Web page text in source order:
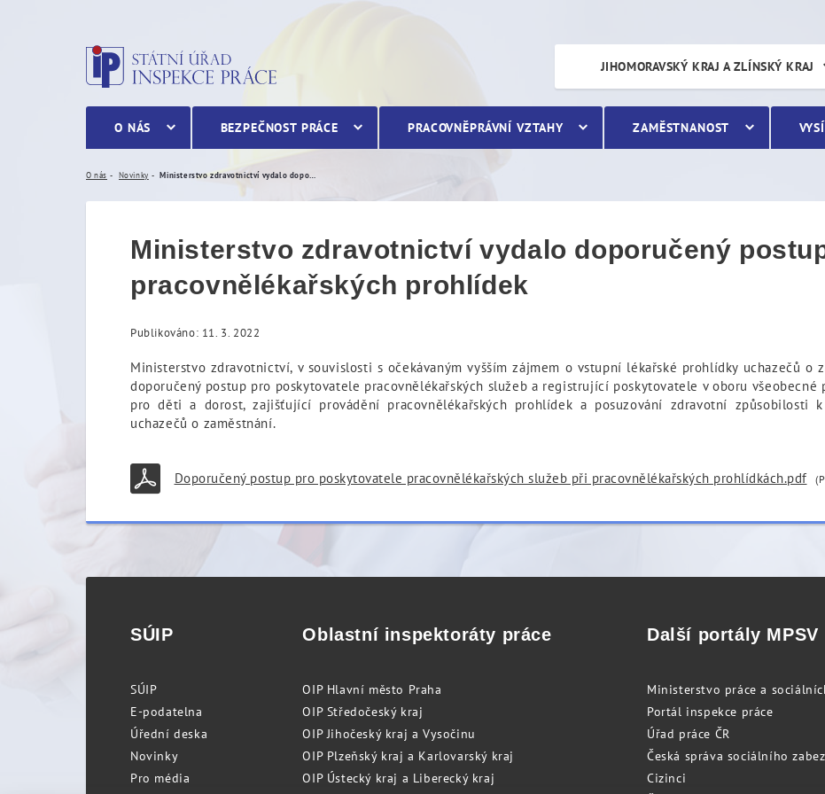
Ministerstvo zdravotnictví vydalo doporučený postup
JIHOMORAVSKÝ KRAJ A ZLÍNSKÝ KRAJ
O NÁS BEZPEČNOST PRÁCE PRACOVNĚPRÁVNÍ VZTAHY ZAMĚSTNANOST
O nás Novinky
Ministerstvo zdravotnictví vydalo doporučený
pracovnělékařských prohlídek
Publikováno: 11. 3. 2022
Ministerstvo zdravotnictví, v souvislosti s očekávaným vyšším zájmem o vstupní lékařské prohlídky uchazečů o
doporučený postup pro poskytovatele pracovnělékařských služeb a registrující poskytovatele v oboru
pro děti a dorost, zajišťující provádění pracovnělékařských prohlídek a posuzování zdravotní způsobilosti
uchazečů o zaměstnání.
Doporučený postup pro poskytovatele pracovnělékařských služeb při pracovnělékařských prohlídkách.pdf
SÚIP
SÚIP
E-podatelna
Úřední deska
Novinky
Pro média
Oblastní inspektoráty práce
OIP Hlavní město Praha
OIP Středočeský kraj
OIP Jihočeský kraj a Vysočinu
OIP Plzeňský kraj a Karlovarský kraj
OIP Ústecký kraj a Liberecký kraj
Další portály MPSV
Ministerstvo práce a
Portál inspekce práce
Úřad práce ČR
Česká správa sociálního
Cizinci